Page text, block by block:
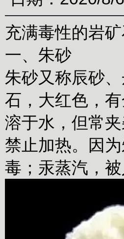
充满毒性的岩
一、朱砂
朱砂又称辰砂
石，大红色，
溶于水，但常
禁止加热。因
毒；汞蒸汽，